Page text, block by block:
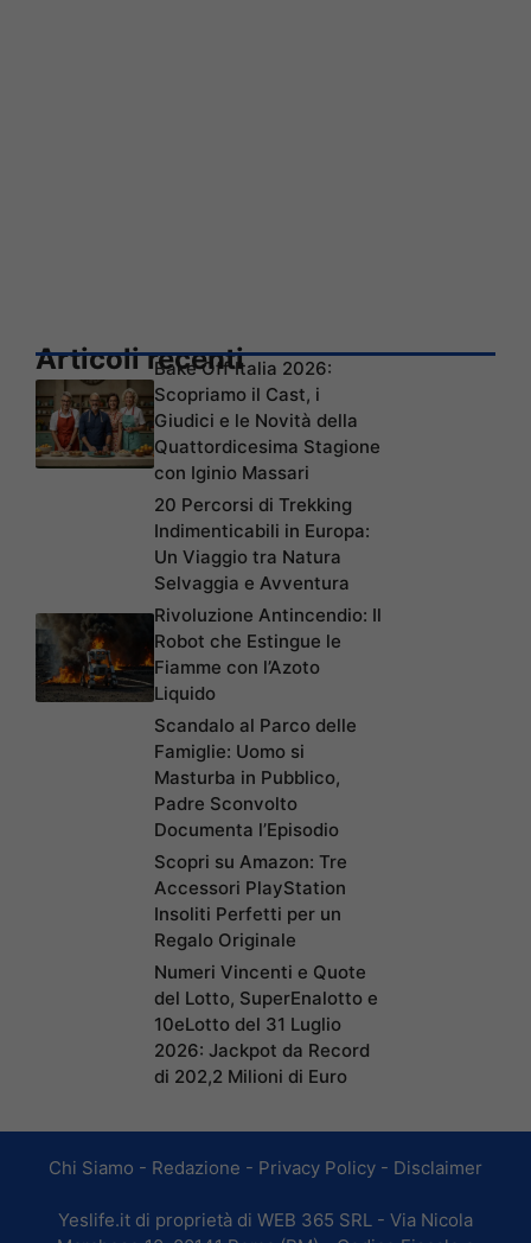
Articoli recentiBake Off Italia 2026:
Scopriamo il Cast, i
Giudici e le Novità della
Quattordicesima Stagione
con Iginio Massari
20 Percorsi di Trekking
Indimenticabili in Europa:
Un Viaggio tra Natura
Selvaggia e Avventura
Rivoluzione Antincendio: Il
Robot che Estingue le
Fiamme con l’Azoto
Liquido
Scandalo al Parco delle
Famiglie: Uomo si
Masturba in Pubblico,
Padre Sconvolto
Documenta l’Episodio
Scopri su Amazon: Tre
Accessori PlayStation
Insoliti Perfetti per un
Regalo Originale
Numeri Vincenti e Quote
del Lotto, SuperEnalotto e
10eLotto del 31 Luglio
2026: Jackpot da Record
di 202,2 Milioni di Euro
Chi Siamo - Redazione - Privacy Policy - Disclaimer
Yeslife.it di proprietà di WEB 365 SRL - Via Nicola